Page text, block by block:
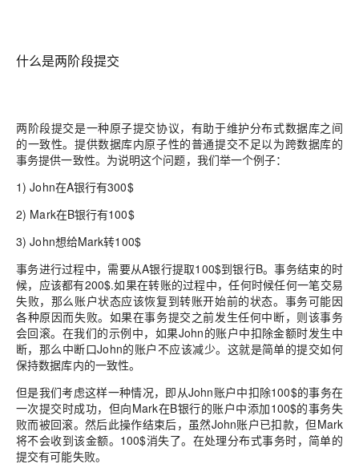
什么是两阶段提交
两阶段提交是一种原子提交协议，有助于维护分布式数据库之间
的一致性。提供数据库内原子性的普通提交不足以为跨数据库的
事务提供一致性。为说明这个问题，我们举一个例子：
1)John在A银行有300$
2) Mark在B银行有100$
3)John想给Mark转100$
事务进行过程中，需要从A银行提取100$到银行B。事务结束的时
候，应该都有200$.如果在转账的过程中，任何时候任何一笔交易
失败，那么账户状态应该恢复到转账开始前的状态。事务可能因
各种原因而失败。如果在事务提交之前发生任何中断，则该事务
会回滚。在我们的示例中，如果John的账户中扣除金额时发生中
断，那么中断口John的账户不应该减少。这就是简单的提交如何
保持数据库内的一致性。
但是我们考虑这样一种情况，即从John账户中扣除100$的事务在
一次提交时成功，但向Mark在B银行的账户中添加100$的事务失
败而被回滚。然后此操作结束后，虽然John账户已扣款，但Mark
将不会收到该金额。100$消失了。在处理分布式事务时，简单的
提交有可能失败。